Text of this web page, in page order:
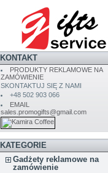
KONTAKT
PRODUKTY REKLAMOWE NA
ZAMÓWIENIE
SKONTAKTUJ SIĘ Z NAMI
+48 502 903 066
EMAIL
sales.promogifts@gmail.com
KATEGORIE
Gadżety reklamowe na
zamówienie